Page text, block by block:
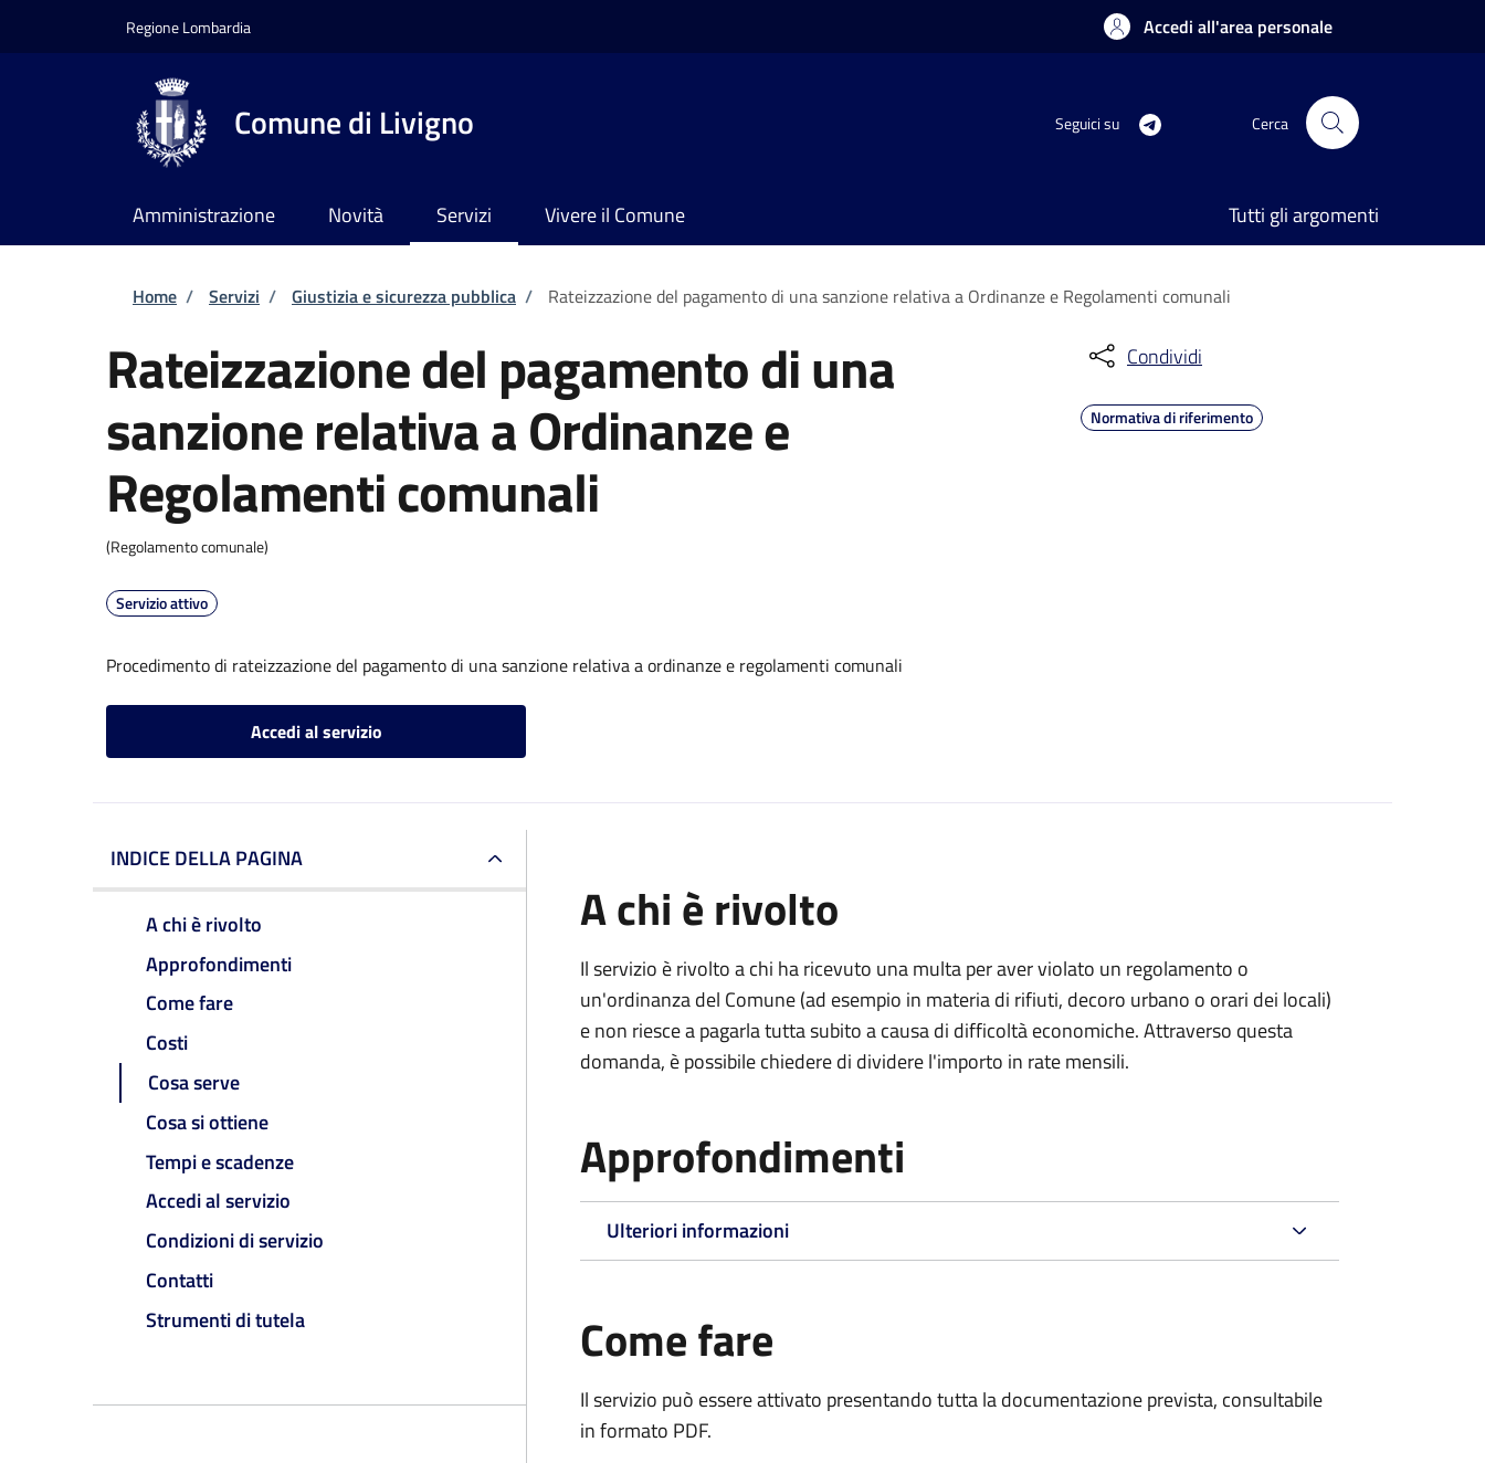
Regione Lombardia Accedi all'area personale
Comune di Livigno Seguici su Cerca
Amministrazione Novità Servizi Vivere il Comune Tutti gli argomenti
Briciole di pane
Home / Servizi / Giustizia e sicurezza pubblica / Rateizzazione del pagamento di una sanzione relativa a Ordinanze e Regolamenti comunali
Rateizzazione del pagamento di una
sanzione relativa a Ordinanze e
Regolamenti comunali
(Regolamento comunale)
Servizio attivo
Procedimento di rateizzazione del pagamento di una sanzione relativa a ordinanze e regolamenti comunali
Accedi al servizio
Condividi
Normativa di riferimento
INDICE DELLA PAGINA
A chi è rivolto
Approfondimenti
Come fare
Costi
Cosa serve
Cosa si ottiene
Tempi e scadenze
Accedi al servizio
Condizioni di servizio
Contatti
Strumenti di tutela
A chi è rivolto
Il servizio è rivolto a chi ha ricevuto una multa per aver violato un regolamento o
un'ordinanza del Comune (ad esempio in materia di rifiuti, decoro urbano o orari dei locali)
e non riesce a pagarla tutta subito a causa di difficoltà economiche. Attraverso questa
domanda, è possibile chiedere di dividere l'importo in rate mensili.
Approfondimenti
Ulteriori informazioni
Come fare
Il servizio può essere attivato presentando tutta la documentazione prevista, consultabile
in formato PDF.